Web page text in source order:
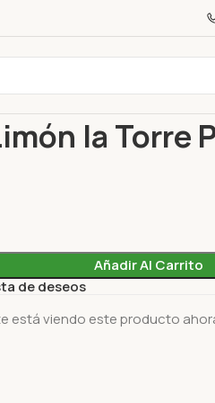
la Torre
Añadir Al Carrito
de deseos
está viendo este producto